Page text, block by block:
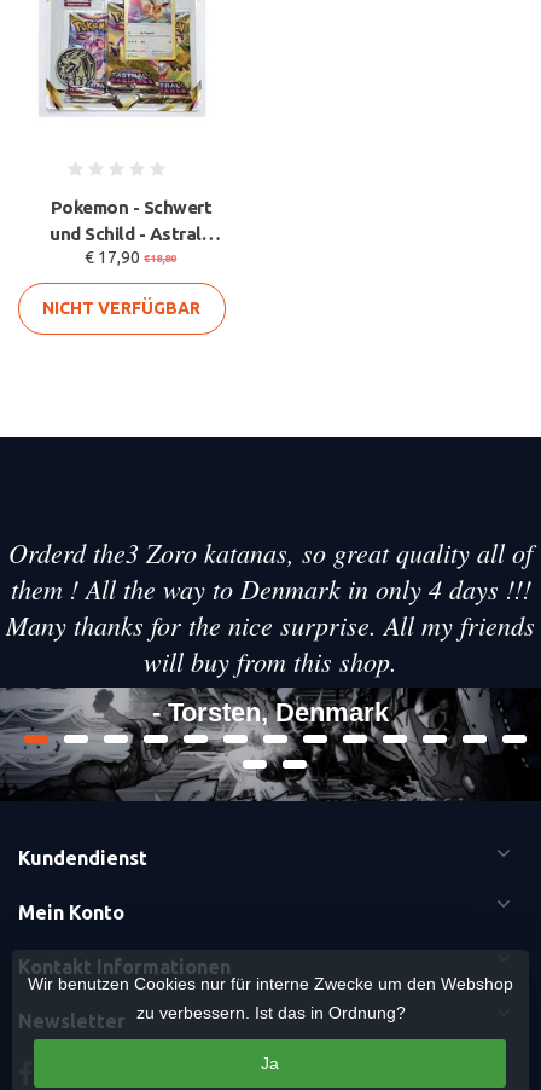
Pokemon - Schwert
und Schild - Astrale
Ausstrahlung - Blister
Boo
€ 17,90 €18,80
NICHT VERFÜGBAR
Orderd the3 Zoro katanas, so great quality all of
them ! All the way to Denmark in only 4 days !!!
Many thanks for the nice surprise. All my friends
will buy from this shop.
- Torsten, Denmark
Kundendienst
Mein Konto
Kontakt Informationen
Newsletter
Wir benutzen Cookies nur für interne Zwecke um den Webshop
zu verbessern. Ist das in Ordnung?
Ja